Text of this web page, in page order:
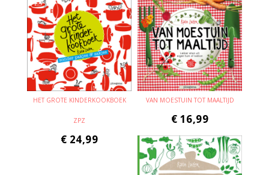
HET GROTE KINDERKOOKBOEK
ZPZ
€ 24,99
VAN MOESTUIN TOT MAALTIJD
€ 16,99